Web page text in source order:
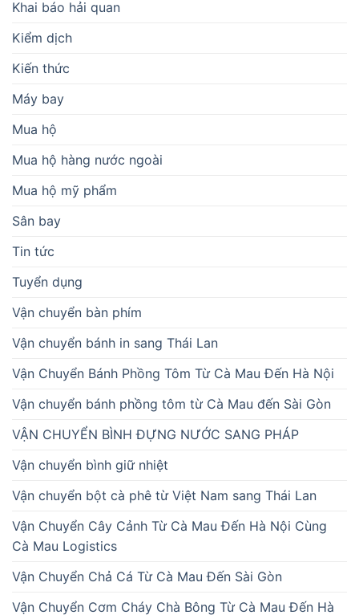
Khai báo hải quan
Kiểm dịch
Kiến thức
Máy bay
Mua hộ
Mua hộ hàng nước ngoài
Mua hộ mỹ phẩm
Sân bay
Tin tức
Tuyển dụng
Vận chuyển bàn phím
Vận chuyển bánh in sang Thái Lan
Vận Chuyển Bánh Phồng Tôm Từ Cà Mau Đến Hà Nội
Vận chuyển bánh phồng tôm từ Cà Mau đến Sài Gòn
VẬN CHUYỂN BÌNH ĐỰNG NƯỚC SANG PHÁP
Vận chuyển bình giữ nhiệt
Vận chuyển bột cà phê từ Việt Nam sang Thái Lan
Vận Chuyển Cây Cảnh Từ Cà Mau Đến Hà Nội Cùng
Cà Mau Logistics
Vận Chuyển Chả Cá Từ Cà Mau Đến Sài Gòn
Vận Chuyển Cơm Cháy Chà Bông Từ Cà Mau Đến Hà